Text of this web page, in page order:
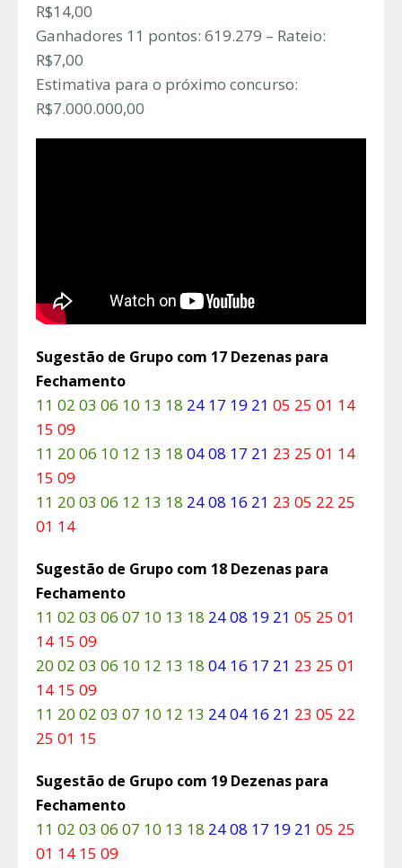
R$14,00
Ganhadores 11 pontos: 619.279 – Rateio:
R$7,00
Estimativa para o próximo concurso:
R$7.000.000,00
Sugestão de Grupo com 17 Dezenas para
Fechamento
11 02 03 06 10 13 18 24 17 19 21 05 25 01 14
15 09
11 20 06 10 12 13 18 04 08 17 21 23 25 01 14
15 09
11 20 03 06 12 13 18 24 08 16 21 23 05 22 25
01 14
Sugestão de Grupo com 18 Dezenas para
Fechamento
11 02 03 06 07 10 13 18 24 08 19 21 05 25 01
14 15 09
20 02 03 06 10 12 13 18 04 16 17 21 23 25 01
14 15 09
11 20 02 03 07 10 12 13 24 04 16 21 23 05 22
25 01 15
Sugestão de Grupo com 19 Dezenas para
Fechamento
11 02 03 06 07 10 13 18 24 08 17 19 21 05 25
01 14 15 09